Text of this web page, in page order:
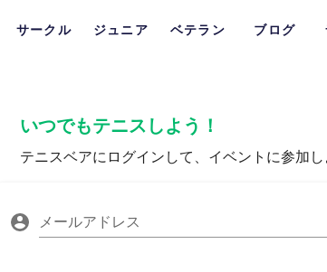
サークル ジュニア ベテラン ブログ
いつでもテニスしよう！
テニスベアにログインして、イベントに参加し
メールアドレス